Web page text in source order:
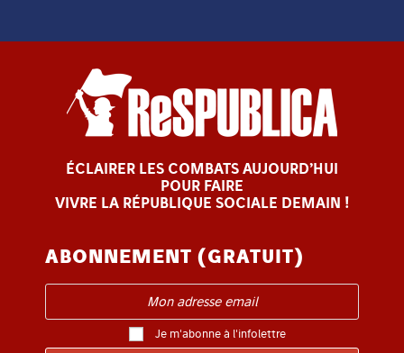
ÉCLAIRER LES COMBATS AUJOURD’HUI
POUR FAIRE
VIVRE LA RÉPUBLIQUE SOCIALE DEMAIN !
ABONNEMENT (GRATUIT)
Je m'abonne à l'infolettre